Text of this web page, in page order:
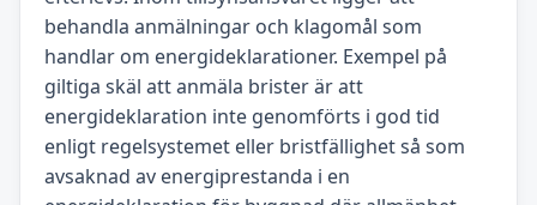
behandla anmälningar och klagomål som
handlar om energideklarationer. Exempel på
giltiga skäl att anmäla brister är att
energideklaration inte genomförts i god tid
enligt regelsystemet eller bristfällighet så som
avsaknad av energiprestanda i en